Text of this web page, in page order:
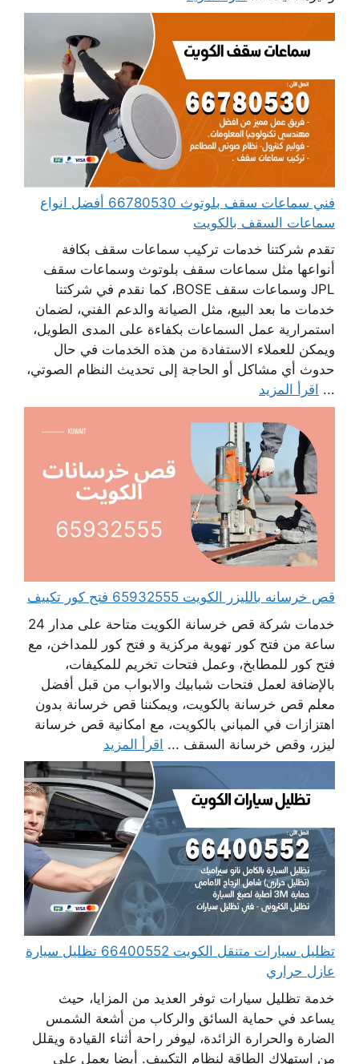
فني سماعات سقف بلوتوث 66780530 أفضل انواع
سماعات السقف بالكويت
تقدم شركتنا خدمات تركيب سماعات سقف بكافة
أنواعها مثل سماعات سقف بلوتوث وسماعات سقف
JPL وسماعات سقف BOSE، كما نقدم في شركتنا
خدمات ما بعد البيع، مثل الصيانة والدعم الفني، لضمان
استمرارية عمل السماعات بكفاءة على المدى الطويل،
ويمكن للعملاء الاستفادة من هذه الخدمات في حال
حدوث أي مشاكل أو الحاجة إلى تحديث النظام الصوتي،
... اقرأ المزيد
قص خرسانه بالليزر الكويت 65932555 فتح كور تكييف
خدمات شركة قص خرسانة الكويت متاحة على مدار 24
ساعة من فتح كور تهوية مركزية و فتح كور للمداخن، مع
فتح كور للمطابخ، وعمل فتحات تخريم للمكيفات،
بالإضافة لعمل فتحات شبابيك والابواب من قبل أفضل
معلم قص خرسانة بالكويت، ويمكننا قص خرسانة بدون
اهتزازات في المباني بالكويت، مع امكانية قص خرسانة
ليزر، وقص خرسانة السقف ... اقرأ المزيد
تظليل سيارات متنقل الكويت 66400552 تظليل سيارة
عازل حراري
خدمة تظليل سيارات توفر العديد من المزايا، حيث
يساعد في حماية السائق والركاب من أشعة الشمس
الضارة والحرارة الزائدة، ليوفر راحة أثناء القيادة ويقلل
من استهلاك الطاقة لنظام التكييف. أيضا يعمل على